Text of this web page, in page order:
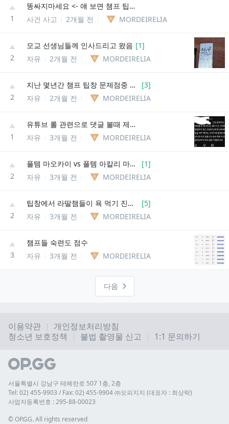
1
똥싸지마세요 <- 얘 보면 챔프 팁창 티어제,차단기능 생기는게 필수 같음
사건 사고
2개월 전 MORDEIRELIA
2
모교 선생님들께 인사드리고 왔음 [1]
자유
2개월 전 MORDEIRELIA
2
지난 몇년간 챔프 팁창 문제점중 심각한거가 [3]
자유
2개월 전 MORDEIRELIA
1
유튜브 롤 관련으로 댓글 볼때 제일 웃겼던 소리
자유
3개월 전 MORDEIRELIA
2
풀템 마오카이 vs 풀템 아칼리 마오카이가 거의 풀피컷 낼수있음 [1]
자유
3개월 전 MORDEIRELIA
2
팁창에서 라딸챔들이 욕 먹기 진짜 쉽긴한듯 [5]
자유
3개월 전 MORDEIRELIA
3
챔프들 숙련도 점수
자유
3개월 전 MORDEIRELIA
다음
이용약관
개인정보처리방침
청소년 보호정책
불법 촬영물 신고 1:1 문의하기
서울특별시 강남구 테헤란로 507 1층, 2층
Tel: 02) 455-9903 / Fax: 02) 455-9904 ㈜오피지지 (대표자 : 최상락)
사업자등록번호 : 295-88-00023
© OP.GG. All rights reserved